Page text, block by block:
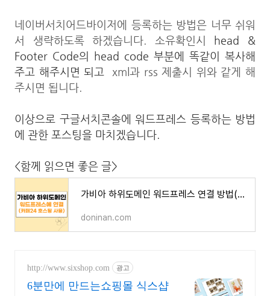
네이버서치어드바이저에 등록하는 방법은 너무 쉬워
서 생략하도록 하겠습니다. 소유확인시
head &
Footer Code의 head code 부분에 똑같이 복사해
주고 해주시면 되고
xml과 rss 제출시 위와 같게 해
주시면 됩니다.
이상으로 구글서치콘솔에 워드프레스 등록하는 방법
에 관한 포스팅을 마치겠습니다.
<함께 읽으면 좋은 글>
가비아 하위도메인 워드프레스 연결 방법(카페24 호스팅 사용)
doninan.com
http://www.sixshop.com 광고
6분만에 만드는쇼핑몰 식스샵